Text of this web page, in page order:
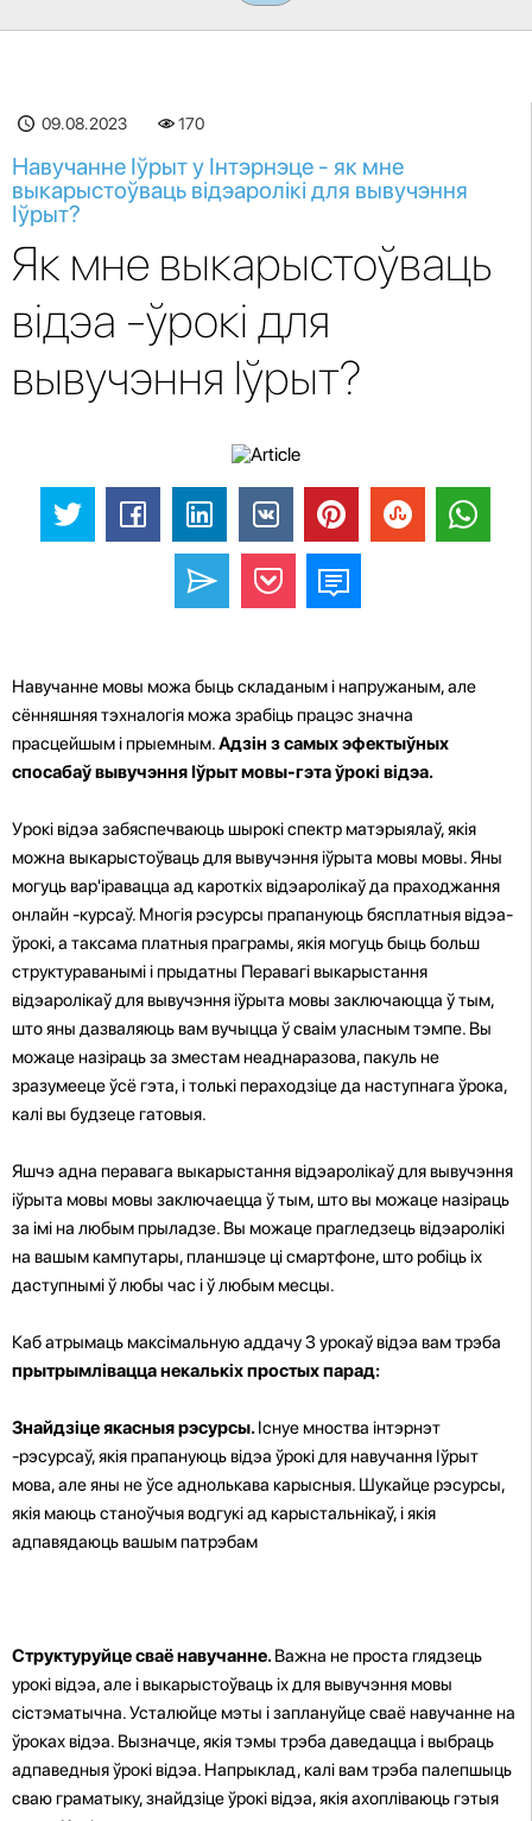
09.08.2023 170
Навучанне Іўрыт у Інтэрнэце - як мне
выкарыстоўваць відэаролікі для вывучэння
Іўрыт?
Як мне выкарыстоўваць
відэа -ўрокі для
вывучэння Іўрыт?
Навучанне мовы можа быць складаным і напружаным, але
сённяшняя тэхналогія можа зрабіць працэс значна
прасцейшым і прыемным.Адзін з самых эфектыўных
спосабаў вывучэння Іўрыт мовы-гэта ўрокі відэа.
Урокі відэа забяспечваюць шырокі спектр матэрыялаў, якія
можна выкарыстоўваць для вывучэння іўрыта мовы мовы. Яны
могуць вар'іравацца ад кароткіх відэаролікаў да праходжання
онлайн -курсаў. Многія рэсурсы прапануюць бясплатныя відэа-
ўрокі, а таксама платныя праграмы, якія могуць быць больш
структураванымі і прыдатны Перавагі выкарыстання
відэаролікаў для вывучэння іўрыта мовы заключаюцца ў тым,
што яны дазваляюць вам вучыцца ў сваім уласным тэмпе. Вы
можаце назіраць за зместам неаднаразова, пакуль не
зразумееце ўсё гэта, і толькі пераходзіце да наступнага ўрока,
калі вы будзеце гатовыя.
Яшчэ адна перавага выкарыстання відэаролікаў для вывучэння
іўрыта мовы мовы заключаецца ў тым, што вы можаце назіраць
за імі на любым прыладзе. Вы можаце прагледзець відэаролікі
на вашым кампутары, планшэце ці смартфоне, што робіць іх
даступнымі ў любы час і ў любым месцы.
Каб атрымаць максімальную аддачу З урокаў відэа вам трэба
прытрымлівацца некалькіх простых парад:
Знайдзіце якасныя рэсурсы.Існуе мноства інтэрнэт
-рэсурсаў, якія прапануюць відэа ўрокі для навучання Іўрыт
мова, але яны не ўсе аднолькава карысныя. Шукайце рэсурсы,
якія маюць станоўчыя водгукі ад карыстальнікаў, і якія
адпавядаюць вашым патрэбам
Структуруйце сваё навучанне.Важна не проста глядзець
урокі відэа, але і выкарыстоўваць іх для вывучэння мовы
сістэматычна. Усталюйце мэты і заплануйце сваё навучанне на
ўроках відэа. Вызначце, якія тэмы трэба даведацца і выбраць
адпаведныя ўрокі відэа. Напрыклад, калі вам трэба палепшыць
сваю граматыку, знайдзіце ўрокі відэа, якія ахопліваюць гэтыя